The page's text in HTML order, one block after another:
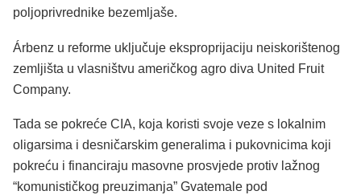
poljoprivrednike bezemljaše.
Árbenz u reforme uključuje eksproprijaciju neiskorištenog
zemljišta u vlasništvu američkog agro diva United Fruit
Company.
Tada se pokreće CIA, koja koristi svoje veze s lokalnim
oligarsima i desničarskim generalima i pukovnicima koji
pokreću i financiraju masovne prosvjede protiv lažnog
“komunističkog preuzimanja” Gvatemale pod